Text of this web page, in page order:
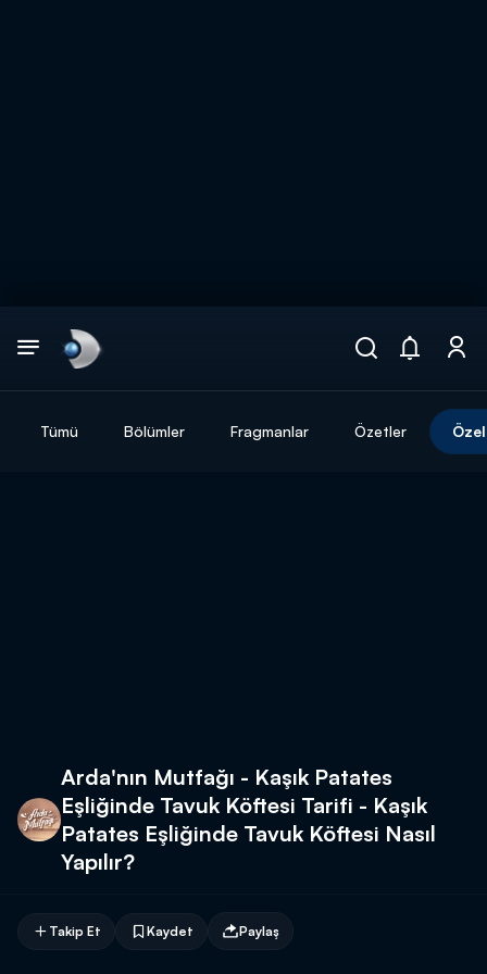
Tümü Bölümler Fragmanlar Özetler
Arda'nın Mutfağı - Kaşık Patates
Eşliğinde Tavuk Köftesi Tarifi - Kaşık
Patates Eşliğinde Tavuk Köftesi Nasıl
Yapılır?
Takip Et Kaydet Paylaş